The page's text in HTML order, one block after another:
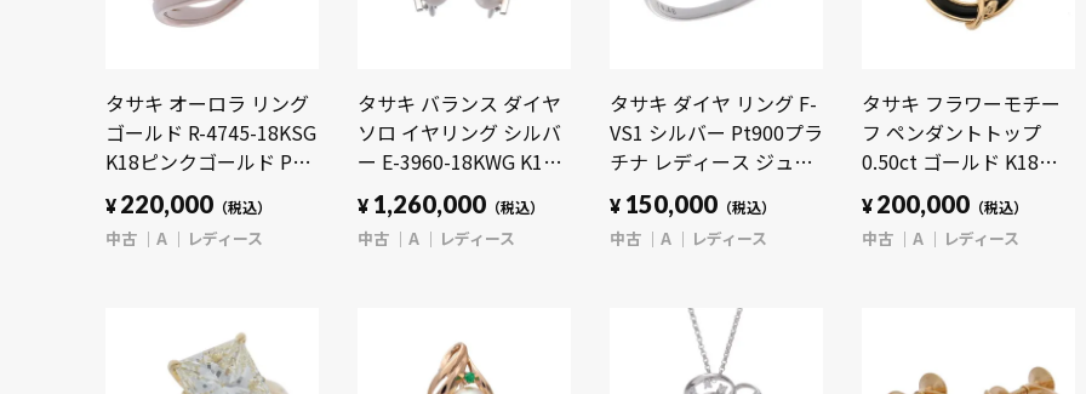
タサキ オーロラ リング
ゴールド R-4745-18KSG
K18ピンクゴールド PG/
アコヤ真珠 レディース
ジュエリー 【中古】
【jewelry】
¥ 220,000 （税込）
中古 A レディース
タサキ バランス ダイヤ
ソロ イヤリング シルバ
ー E-3960-18KWG K18
ホワイトゴールド WG
レディース ジュエリー
【中古】【jewelry】
¥ 1,260,000 （税込）
中古 A レディース
タサキ ダイヤ リング F-
VS1 シルバー Pt900プラ
チナ レディース ジュエ
リー 【中古】
【jewelry】
¥ 150,000 （税込）
中古 A レディース
タサキ フラワーモチー
フ ペンダントトップ
0.50ct ゴールド K18イ
エローゴールド YG/エナ
メル レディース ジュエ
リー 【中古】
¥ 200,000 （税込）
中古 A レディース